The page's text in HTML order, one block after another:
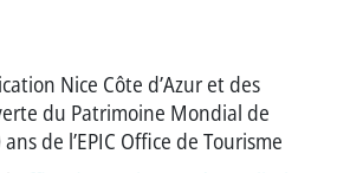
Nice Côte d’Azur et des
du Patrimoine Mondial de
ans de l’EPIC Office de Tourisme